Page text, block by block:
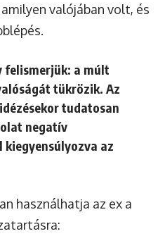
valójában volt, és
felismerjük: a múlt
tükrözik. Az
tudatosan
negatív
kiegyensúlyozva az
használhatja az ex a